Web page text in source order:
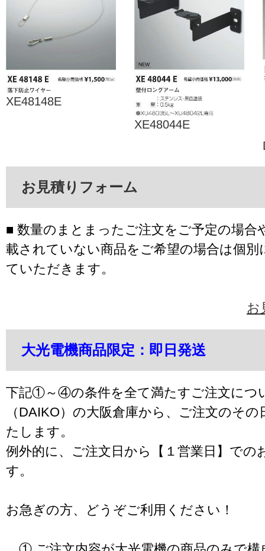
XE48148E
XE48044E
お見積りフォーム
■ 数量のまとまったご注文をご予定の場合
載されていない商品をご希望の場合は個別
ていただきます。
お
大光電機商品限定：即日発送
下記①～④の条件を全て満たすご注文につ
（DAIKO）の大阪倉庫から、ご注文のそ
たします。
例外的に、ご注文日から【１営業日】での
す。
お急ぎの方、どうぞご利用ください！